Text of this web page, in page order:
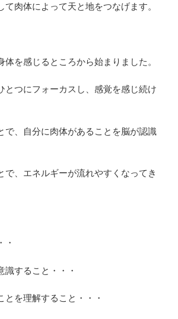
て肉体によって天と地をつなげます。
体を感じるところから始まりました。
とつにフォーカスし、感覚を感じ続け
で、自分に肉体があることを脳が認識
で、エネルギーが流れやすくなってき
・
識すること・・・
とを理解すること・・・